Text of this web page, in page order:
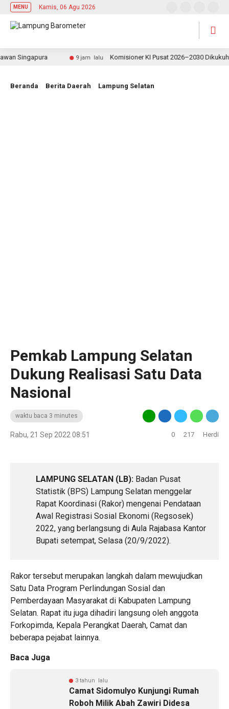
MENU Kamis, 06 Agu 2026
9 jam lalu Komisioner KI Pusat 2026–2030 Dikukuhkan,
Beranda Berita Daerah Lampung Selatan
Pemkab Lampung Selatan
Dukung Realisasi Satu Data
Nasional
waktu baca 3 minutes
Rabu, 21 Sep 2022 08:51 0 217 Herdi
LAMPUNG SELATAN (LB): Badan Pusat
Statistik (BPS) Lampung Selatan menggelar
Rapat Koordinasi (Rakor) mengenai Pendataan
Awal Registrasi Sosial Ekonomi (Regsosek)
2022, yang berlangsung di Aula Rajabasa Kantor
Bupati setempat, Selasa (20/9/2022).
Rakor tersebut merupakan langkah dalam mewujudkan
Satu Data Program Perlindungan Sosial dan
Pemberdayaan Masyarakat di Kabupaten Lampung
Selatan. Rapat itu juga dihadiri langsung oleh anggota
Forkopimda, Kepala Perangkat Daerah, Camat dan
beberapa pejabat lainnya.
Baca Juga
3 tahun lalu
Camat Sidomulyo Kunjungi Rumah
Roboh Milik Abah Zawiri Didesa